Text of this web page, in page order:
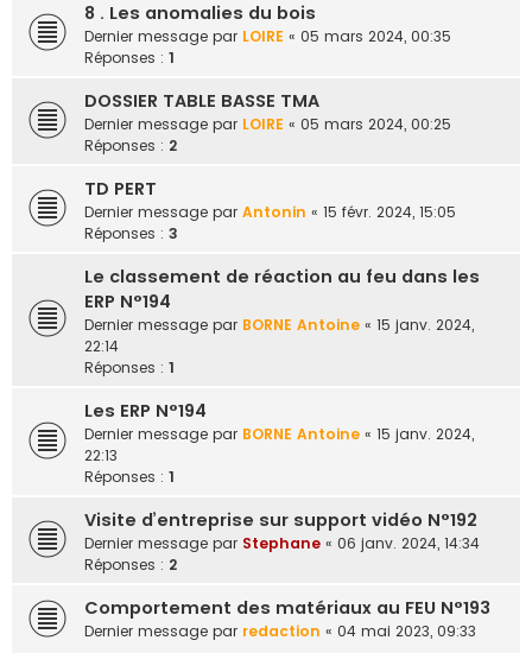
8 . Les anomalies du bois
Dernier message par LOIRE « 05 mars 2024, 00:35
Réponses : 1
DOSSIER TABLE BASSE TMA
Dernier message par LOIRE « 05 mars 2024, 00:25
Réponses : 2
TD PERT
Dernier message par Antonin « 15 févr. 2024, 15:05
Réponses : 3
Le classement de réaction au feu dans les
ERP N°194
Dernier message par BORNE Antoine « 15 janv. 2024,
22:14
Réponses : 1
Les ERP N°194
Dernier message par BORNE Antoine « 15 janv. 2024,
22:13
Réponses : 1
Visite d’entreprise sur support vidéo N°192
Dernier message par Stephane « 06 janv. 2024, 14:34
Réponses : 2
Comportement des matériaux au FEU N°193
Dernier message par redaction « 04 mai 2023, 09:33